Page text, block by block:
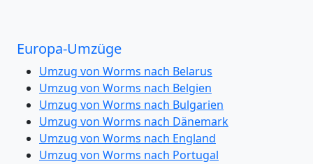
Europa-Umzüge
Umzug von Worms nach Belarus
Umzug von Worms nach Belgien
Umzug von Worms nach Bulgarien
Umzug von Worms nach Dänemark
Umzug von Worms nach England
Umzug von Worms nach Portugal